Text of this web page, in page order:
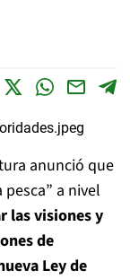
anunció que
a nivel
las visiones y
de
Ley de